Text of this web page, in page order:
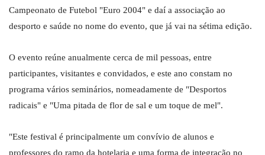
Campeonato de Futebol "Euro 2004" e daí a associação ao
desporto e saúde no nome do evento, que já vai na sétima edição.
O evento reúne anualmente cerca de mil pessoas, entre
participantes, visitantes e convidados, e este ano constam no
programa vários seminários, nomeadamente de "Desportos
radicais" e "Uma pitada de flor de sal e um toque de mel".
"Este festival é principalmente um convívio de alunos e
professores do ramo da hotelaria e uma forma de integração no